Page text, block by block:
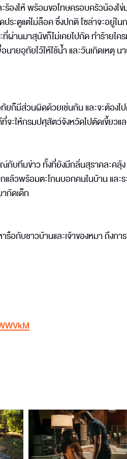
องไห้ พร้อมขอโทษครอบครัวน้องไข่
ระตูแต่ไม่ล็อค ซึ่งปกติ โซล่าจะอยู่ใน
ผ่านมาสุนัขก็ไม่เคยไปกัด ทำร้ายใค
อนายอุทัยไว้ให้ใช้น้ำ และวันเกิดเห
มีส่วนผิดด้วยเช่นกัน และจะต้องไ
ะให้กรมปศุสัตว์จังหวัดไปตัดเขี้ยวแ
บทีมข่าว ทั้งที่ยังมีกลิ่นสุราคละคลุ้
แล้วพร้อมตะโกนบอกคนในบ้าน และ
ากัดเด็ก
กับชาวบ้านและเจ้าของหมา ถึงกา